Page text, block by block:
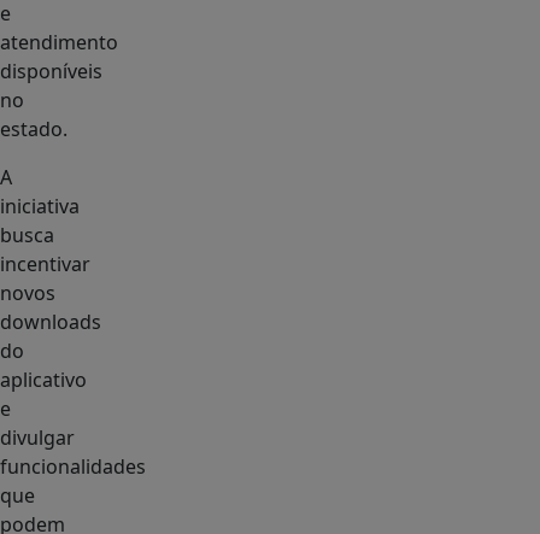
e
atendimento
disponíveis
no
estado.
A
iniciativa
busca
incentivar
novos
downloads
do
aplicativo
e
divulgar
funcionalidades
que
podem